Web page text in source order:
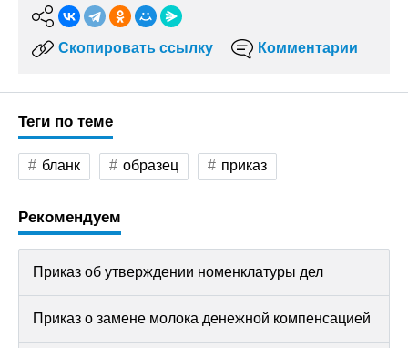
Скопировать ссылку Комментарии
Теги по теме
бланк образец приказ
Рекомендуем
Приказ об утверждении номенклатуры дел
Приказ о замене молока денежной компенсацией